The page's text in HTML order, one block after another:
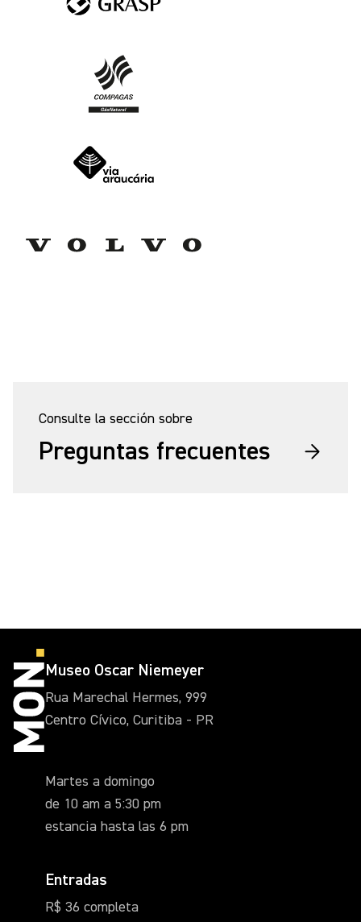
Consulte la sección sobre
Preguntas frecuentes
Museo Oscar Niemeyer
Rua Marechal Hermes, 999
Centro Cívico, Curitiba - PR
Martes a domingo
de 10 am a 5:30 pm
estancia hasta las 6 pm
Entradas
R$ 36 completa